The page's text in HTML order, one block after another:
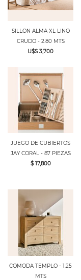
SILLON ALMA XL LINO
CRUDO - 2.80 MTS
U$S 3,700
JUEGO DE CUBIERTOS
JAY CORAL - 87 PIEZAS
$ 17,800
COMODA TEMPLO - 1.25
MTS